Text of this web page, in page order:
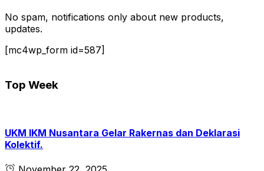
No spam, notifications only about new products,
updates.
[mc4wp_form id=587]
Top Week
UKM IKM Nusantara Gelar Rakernas dan Deklarasi
Kolektif.